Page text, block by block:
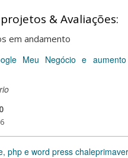
& Avaliações:
em andamento
Meu Negócio e
php e word press